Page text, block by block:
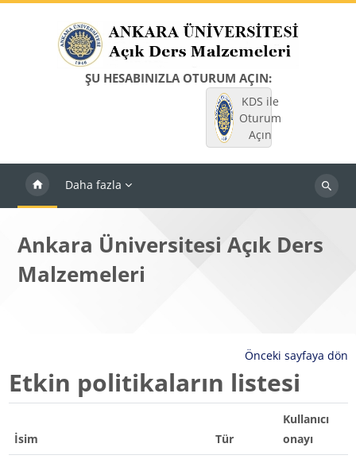
ŞU HESABINIZLA OTURUM AÇIN:
KDS ile
Oturum
Açın
Daha fazla
Dersleri
Ankara Üniversitesi Açık Ders
Malzemeleri
Önceki sayfaya dön
Etkin politikaların listesi
İsim Tür
Kullanıcı
onayı